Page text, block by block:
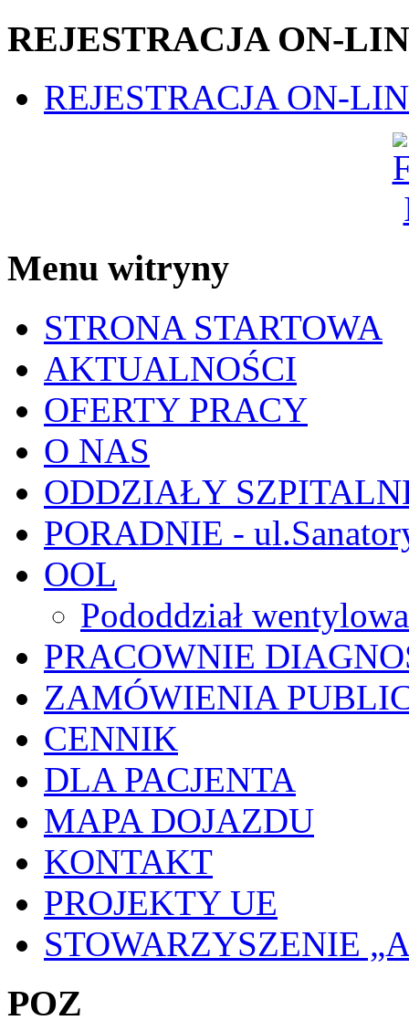
REJESTRACJA ON-
REJESTRACJA ON-
Menu witryny
STRONA STARTOWA
AKTUALNOŚCI
OFERTY PRACY
O NAS
ODDZIAŁY
PORADNIE -
OOL
Pododdział
PRACOWNIE
ZAMÓWIENIA
CENNIK
DLA PACJENTA
MAPA DOJAZDU
KONTAKT
PROJEKTY UE
STOWARZYSZENIE
POZ